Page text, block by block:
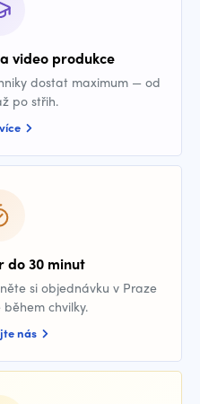
video produkce
dostat maximum — od
po střih.
do 30 minut
si objednávku v Praze
chvilky.
nás